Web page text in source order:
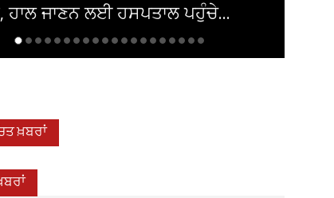
ਬੰਬ ਧਮਾਕਾ, 14 ਲੋਕ ਜ਼ਖਮੀ
ਖ਼ਬਰਾਂ